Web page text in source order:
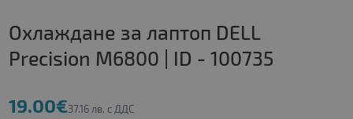
Охлаждане за лаптоп DELL
Precision M6800 | ID - 100735
19.00€37.16 лв. с ДДС